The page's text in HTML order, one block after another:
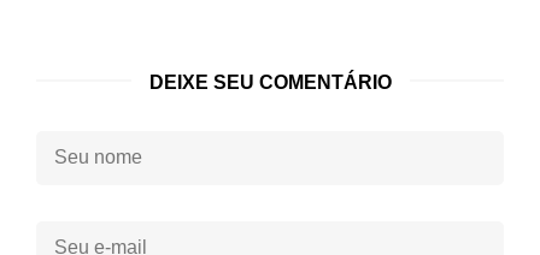
DEIXE SEU COMENTÁRIO
Seu
Seu